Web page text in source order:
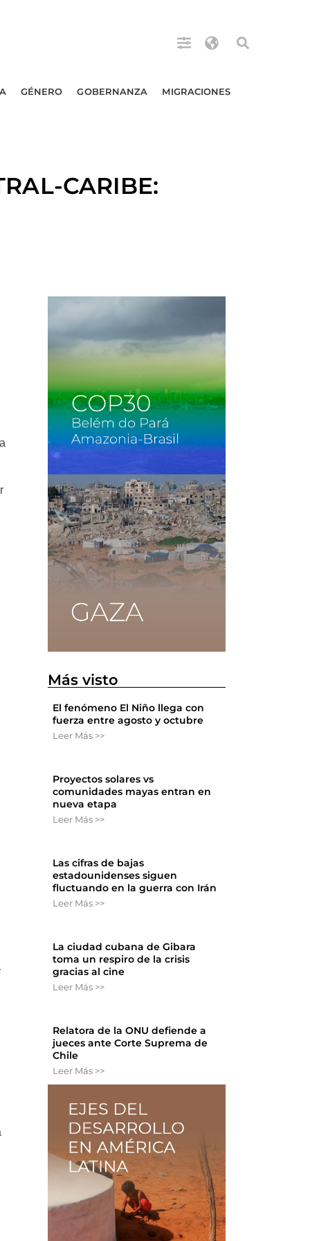
GÉNERO GOBERNANZA MIGRACIONES
CARIBE:
Más visto
El fenómeno El Niño llega con
fuerza entre agosto y octubre
Leer Más >>
Proyectos solares vs
comunidades mayas entran en
nueva etapa
Leer Más >>
Las cifras de bajas
estadounidenses siguen
fluctuando en la guerra con Irán
Leer Más >>
La ciudad cubana de Gibara
toma un respiro de la crisis
gracias al cine
Leer Más >>
Relatora de la ONU defiende a
jueces ante Corte Suprema de
Chile
Leer Más >>